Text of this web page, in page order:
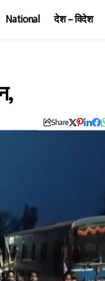
National देश – विदेश
Share